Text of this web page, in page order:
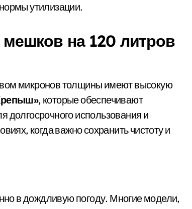
утилизации.
на 120 литров
микронов толщины имеют высокую
, которые обеспечивают
долгосрочного использования и
когда важно сохранить чистоту и
в дождливую погоду. Многие модели,